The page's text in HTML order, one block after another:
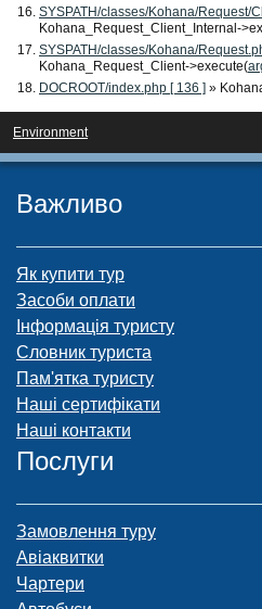
SYSPATH/classes/Kohana/Request/
Kohana_Request_Client_Internal-
SYSPATH/classes/Kohana/
Kohana_Request_Client->execute(
DOCROOT/index.php [ 136 ] »
Environment
Важливо
Як купити тур
Засоби оплати
Інформація туристу
Словник туриста
Пам'ятка туристу
Наші сертифікати
Наші контакти
Послуги
Замовлення туру
Авіаквитки
Чартери